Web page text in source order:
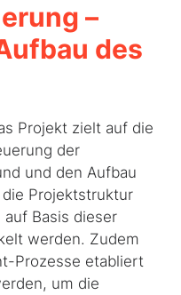
–
des
Projekt zielt auf die
der
und den Aufbau
Projektstruktur
Basis dieser
werden. Zudem
Prozesse etabliert
um die